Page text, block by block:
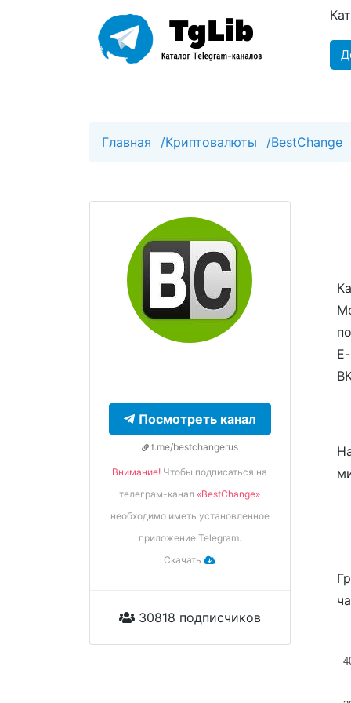
Главная /Криптовалюты /BestChange
Посмотреть канал
t.me/bestchangerus
Внимание! Чтобы подписаться на
телеграм-канал «BestChange»
необходимо иметь установленное
приложение Telegram.
Скачать
30818 подписчиков